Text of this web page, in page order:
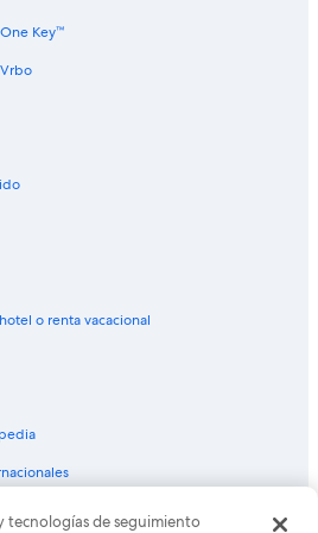
Key™
o renta vacacional
de Expedia Group. Todos los
tecnologías de seguimiento